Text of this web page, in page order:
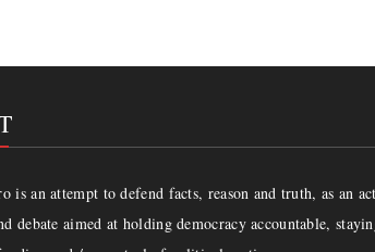
is an attempt to defend facts, reason and truth, as an
debate aimed at holding democracy accountable,